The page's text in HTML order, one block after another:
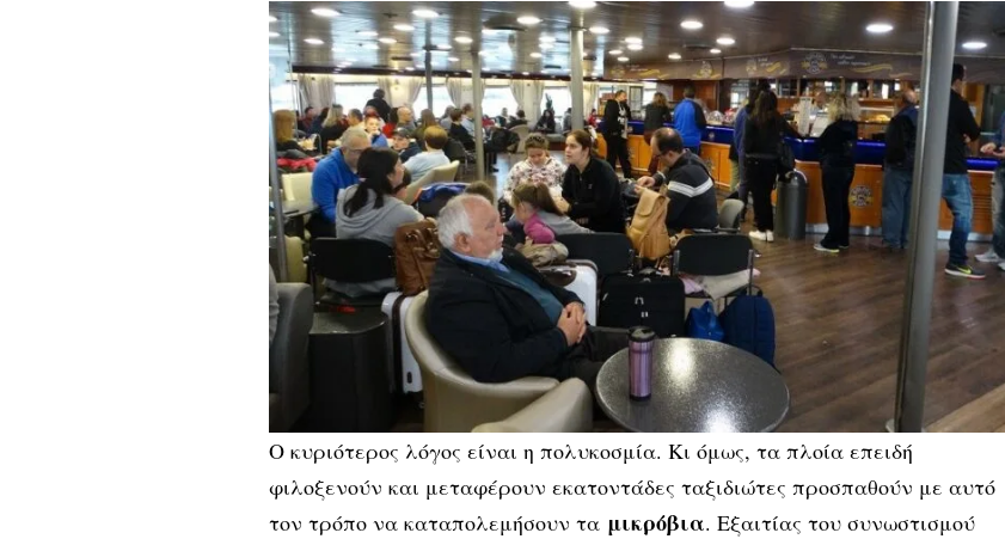
Ο κυριότερος λόγος είναι η πολυκοσμία. Κι όμως, τα πλοία επειδή
φιλοξενούν και μεταφέρουν εκατοντάδες ταξιδιώτες προσπαθούν με αυτό
τον τρόπο να καταπολεμήσουν τα μικρόβια. Εξαιτίας του συνωστισμού